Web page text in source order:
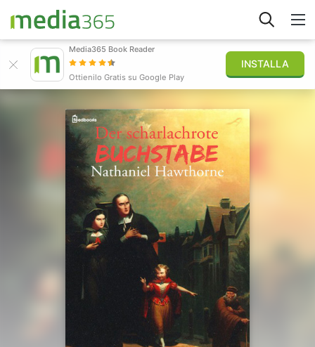
Accedi
Pubblica
Media365 Book Reader
Ottienilo Gratis su Google Play
INSTALLA